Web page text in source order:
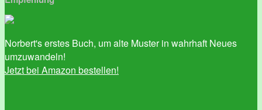
Norbert's erstes Buch, um alte Muster in wahrhaft Neues
umzuwandeln!
Jetzt bei Amazon bestellen!